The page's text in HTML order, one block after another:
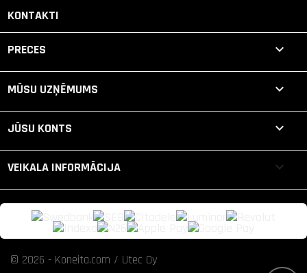
KONTAKTI
PRECES 
MŪSU UZŅĒMUMS 
JŪSU KONTS 
VEIKALA INFORMĀCIJA keyboard_arrow_down
© 2026 - Koneita.com / Utec Oy